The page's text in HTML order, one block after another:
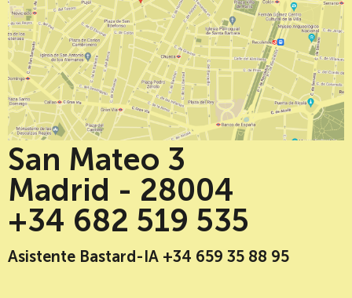
San Mateo 3
Madrid - 28004
+34 682 519 535
Asistente Bastard-IA +34 659 35 88 95